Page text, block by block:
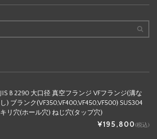
JIS B 2290 大口径 真空フランジ VFフランジ(溝な
し) ブランク(VF350,VF400,VF450,VF500) SUS304
キリ穴(ホール穴) ねじ穴(タップ穴)
¥195,800(税込)